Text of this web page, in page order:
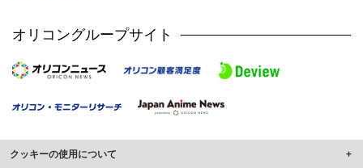
オリコングループサイト
クッキーの使用について